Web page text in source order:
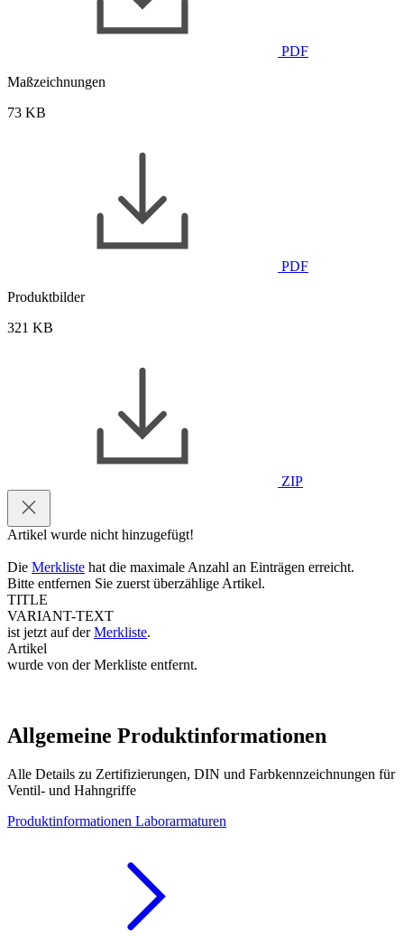
PDF
Maßzeichnungen
73 KB
PDF
Produktbilder
321 KB
ZIP
Artikel wurde nicht hinzugefügt!
Die Merkliste hat die maximale Anzahl an Einträgen erreicht.
Bitte entfernen Sie zuerst überzählige Artikel.
TITLE
VARIANT-TEXT
ist jetzt auf derMerkliste.
Artikel
wurde von der Merkliste entfernt.
Allgemeine Produktinformationen
Alle Details zu Zertifizierungen, DIN und Farbkennzeichnungen für
Ventil- und Hahngriffe
Produktinformationen Laborarmaturen